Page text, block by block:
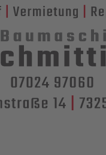
Bagger
Lader / Planiermaschinen
Lasergesteuerte Maschinen
Teleskopmaschinen
Miniraupenkrane